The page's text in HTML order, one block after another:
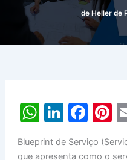
de Heller de
W
at
Li
k
F
c
Blueprint de Serviço
que apresenta como o